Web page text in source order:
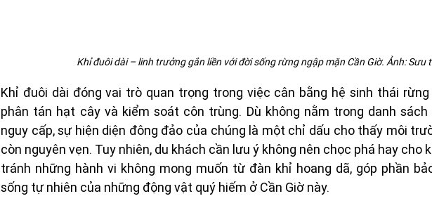
Khỉ đuôi dài – linh trưởng gắn liền với đời sống rừng ngập mặn Cần Giờ. Ảnh: Sưu
Khỉ đuôi dài đóng vai trò quan trọng trong việc cân bằng hệ sinh thái rừng
phân tán hạt cây và kiểm soát côn trùng. Dù không nằm trong danh
nguy cấp, sự hiện diện đông đảo của chúng là một chỉ dấu cho thấy môi
còn nguyên vẹn. Tuy nhiên, du khách cần lưu ý không nên chọc phá hay cho
tránh những hành vi không mong muốn từ đàn khỉ hoang dã, góp phần
sống tự nhiên của những động vật quý hiếm ở Cần Giờ này.